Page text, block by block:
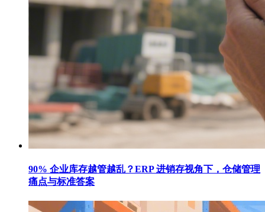
90% 企业库存越管越乱？ERP 进销存视角下，仓储管理
痛点与标准答案